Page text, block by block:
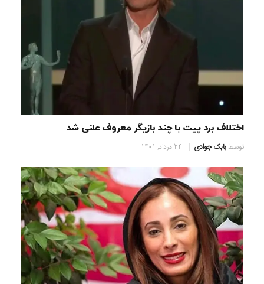
اختلاف برد پیت با چند بازیگر معروف علنی شد
توسطبابک جوادی 24 مرداد, 1401